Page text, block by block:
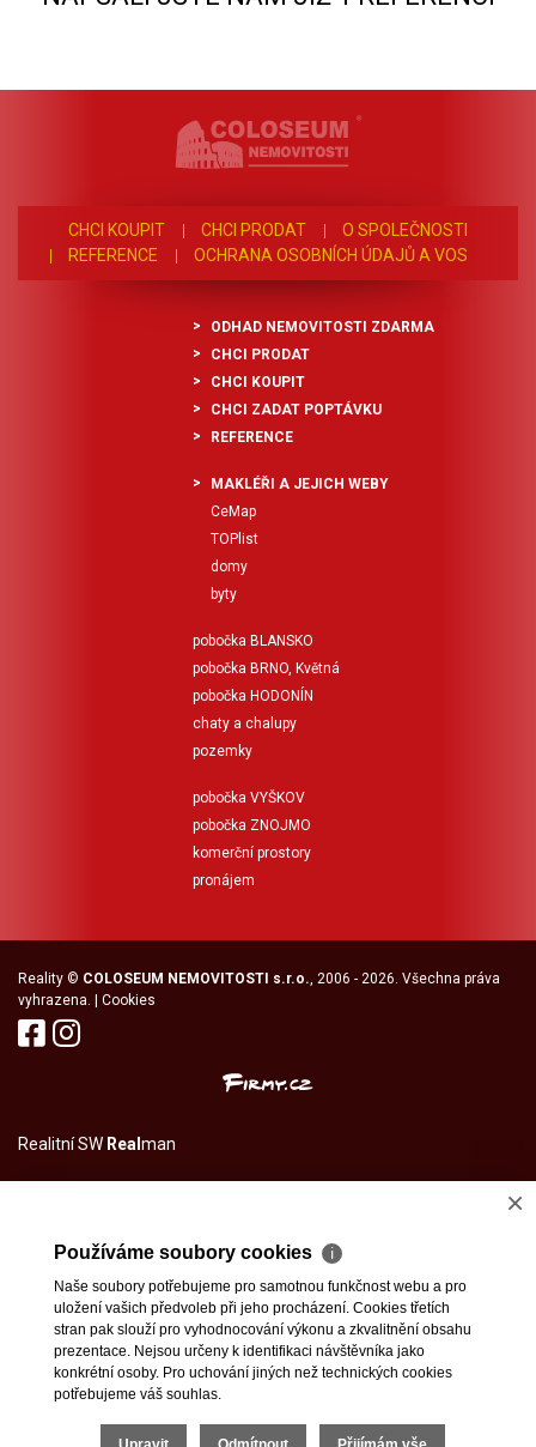
CHCI KOUPIT CHCI PRODAT
O SPOLEČNOSTI
REFERENCE
OCHRANA OSOBNÍCH ÚDAJŮ A VOS
ODHAD NEMOVITOSTI ZDARMA
CHCI PRODAT
CHCI KOUPIT
CHCI ZADAT POPTÁVKU
REFERENCE
MAKLÉŘI A JEJICH WEBY
CeMap
TOPlist
domy
byty
pobočka BLANSKO
pobočka BRNO, Květná
pobočka HODONÍN
chaty a chalupy
pozemky
pobočka VYŠKOV
pobočka ZNOJMO
komerční prostory
pronájem
Reality © COLOSEUM NEMOVITOSTI s.r.o., 2006 - 2026. Všechna práva
vyhrazena. | Cookies
Realitní SW Real man
×
Používáme soubory cookies ℹ
Naše soubory potřebujeme pro samotnou funkčnost webu a pro
uložení vašich předvoleb při jeho procházení. Cookies třetích
stran pak slouží pro vyhodnocování výkonu a zkvalitnění obsahu
prezentace. Nejsou určeny k identifikaci návštěvníka jako
konkrétní osoby. Pro uchování jiných než technických cookies
potřebujeme váš souhlas.